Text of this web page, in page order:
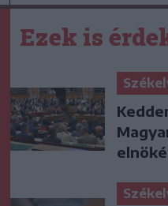
Ezek is